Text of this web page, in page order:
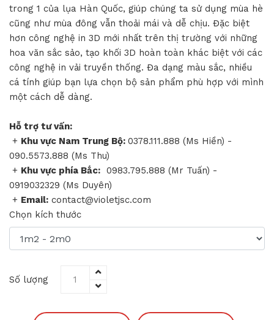
trong 1 của lụa Hàn Quốc, giúp chúng ta sử dụng mùa hè
cũng như mùa đông vẫn thoải mái và dễ chịu. Đặc biệt
hơn công nghệ in 3D mới nhất trên thị trường với những
hoa văn sắc sảo, tạo khối 3D hoàn toàn khác biệt với các
công nghệ in vải truyền thống. Đa dạng màu sắc, nhiều
cá tính giúp bạn lựa chọn bộ sản phẩm phù hợp với mình
một cách dễ dàng.
Hỗ trợ tư vấn:
+ Khu vực Nam Trung Bộ: 0378.111.888 (Ms Hiền) -
090.5573.888 (Ms Thu)
+ Khu vực phía Bắc: 0983.795.888 (Mr Tuấn) -
0919032329 (Ms Duyên)
+ Email: contact@violetjsc.com
Chọn kích thước
Số lượng